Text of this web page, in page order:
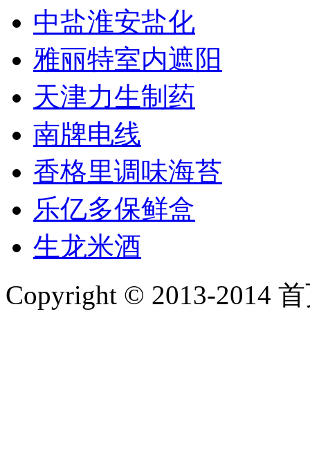
中盐淮安盐化
雅丽特室内遮阳
天津力生制药
南牌电线
香格里调味海苔
乐亿多保鲜盒
生龙米酒
Copyright © 2013-2014